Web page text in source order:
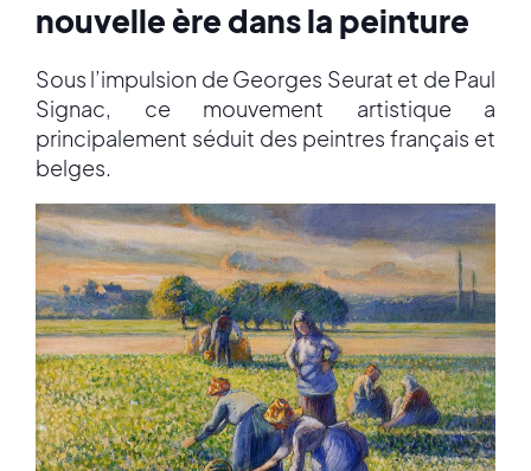
nouvelle ère dans la peinture
Sous l’impulsion de Georges Seurat et de Paul
Signac, ce mouvement artistique a
principalement séduit des peintres français et
belges.